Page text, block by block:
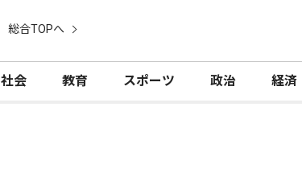
総合TOPへ
社会 教育 スポーツ 政治 経済